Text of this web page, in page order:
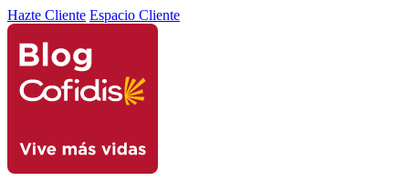
Hazte Cliente Espacio Cliente